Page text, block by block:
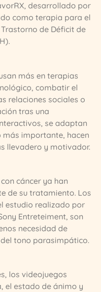
desarrollado por
como terapia para el
de Déficit de
más en terapias
combatir el
relaciones sociales o
tras una
se adaptan
importante, hacen
llevadero y motivador.
cáncer ya han
de su tratamiento. Los
estudio realizado por
Entreteiment, son
necesidad de
tono parasimpático.
los videojuegos
el estado de ánimo y